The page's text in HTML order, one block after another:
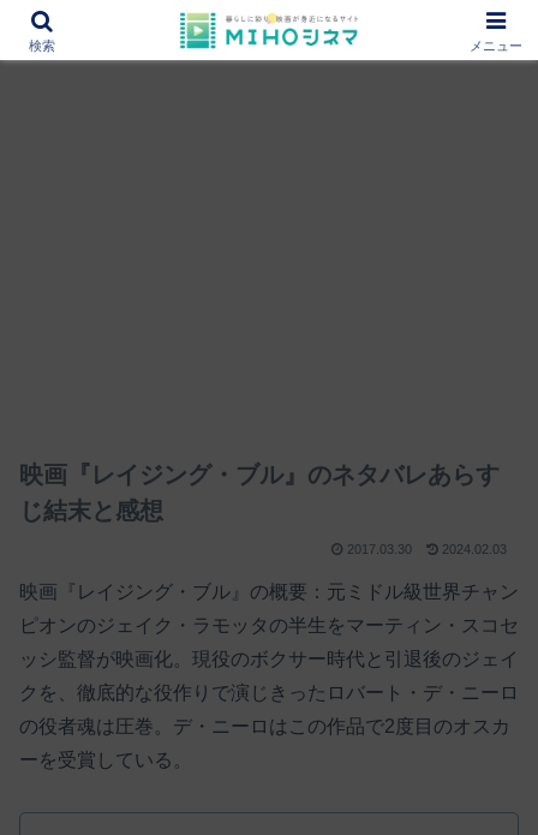
12000作品を紹介！あなたの映画図書館『MIHOシネマ』
映画『レイジング・ブル』のネタバレあらす
じ結末と感想
2017.03.30 2024.02.03
映画『レイジング・ブル』の概要：元ミドル級世界チャン
ピオンのジェイク・ラモッタの半生をマーティン・スコセ
ッシ監督が映画化。現役のボクサー時代と引退後のジェイ
クを、徹底的な役作りで演じきったロバート・デ・ニーロ
の役者魂は圧巻。デ・ニーロはこの作品で2度目のオスカ
ーを受賞している。
検索 メニュー